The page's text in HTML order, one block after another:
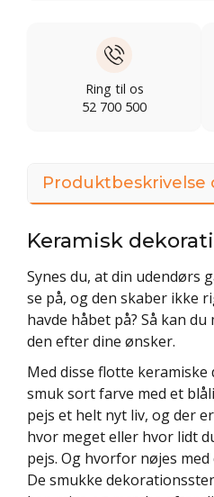
Ring til os
52 700 500
Produktbeskrivelse
Keramisk
Synes du, at din udendørs
se på, og den skaber ikke
havde håbet på? Så kan
den efter dine ønsker.
Med disse flotte
smuk sort farve med et
pejs et helt nyt liv, og der
hvor meget eller hvor lidt
pejs. Og hvorfor nøjes
De smukke